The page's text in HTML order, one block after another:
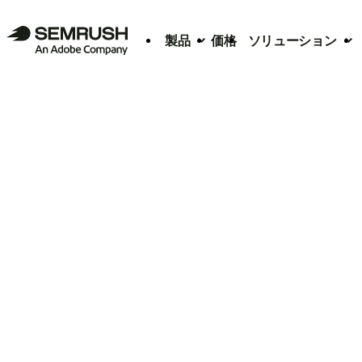
製品 価格 ソリューション